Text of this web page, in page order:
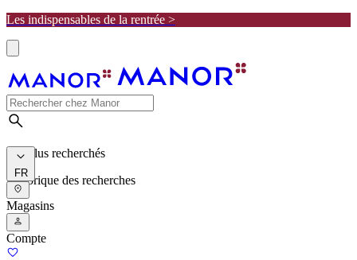
Les indispensables de la rentrée >
Les plus recherchés
Historique des recherches
FR
Magasins
Compte